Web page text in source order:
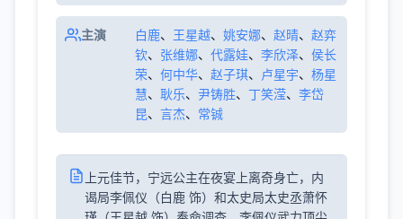
主演 白鹿、 王星越、 姚安娜、 赵晴、 赵弈
钦、 张维娜、 代露娃、 李欣泽、 侯长
荣、 何中华、 赵子琪、 卢星宇、 杨星
慧、 耿乐、 尹铸胜、 丁笑滢、 李岱
昆、 言杰、 常铖
上元佳节，宁远公主在夜宴上离奇身亡，内
谒局李佩仪（白鹿 饰）和太史局太史丞萧怀